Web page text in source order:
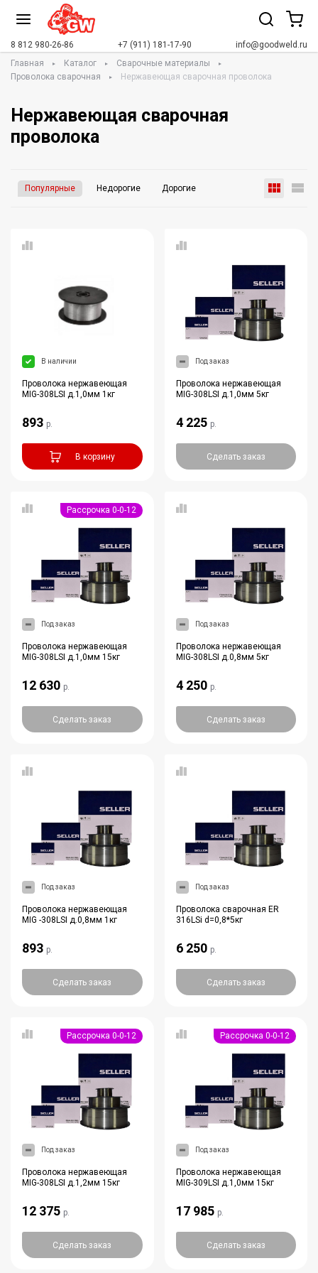
8 812 980-26-86 +7 (911) 181-17-90
info@goodweld.ru
Главная
Каталог
Сварочные материалы
Проволока сварочная
Нержавеющая сварочная проволока
Нержавеющая сварочная
проволока
Популярные Недорогие Дорогие
В наличии
Проволока нержавеющая
MIG-308LSI д.1,0мм 1кг
893 р.
В корзину
Под заказ
Проволока нержавеющая
MIG-308LSI д.1,0мм 5кг
4 225 р.
Сделать заказ
Рассрочка 0-0-12
Под заказ
Проволока нержавеющая
MIG-308LSI д.1,0мм 15кг
12 630 р.
Сделать заказ
Под заказ
Проволока нержавеющая
MIG-308LSI д.0,8мм 5кг
4 250 р.
Сделать заказ
Под заказ
Проволока нержавеющая
MIG -308LSI д.0,8мм 1кг
893 р.
Сделать заказ
Под заказ
Проволока сварочная ER
316LSi d=0,8*5кг
6 250 р.
Сделать заказ
Рассрочка 0-0-12
Под заказ
Проволока нержавеющая
MIG-308LSI д.1,2мм 15кг
12 375 р.
Сделать заказ
Рассрочка 0-0-12
Под заказ
Проволока нержавеющая
MIG-309LSI д.1,0мм 15кг
17 985 р.
Сделать заказ